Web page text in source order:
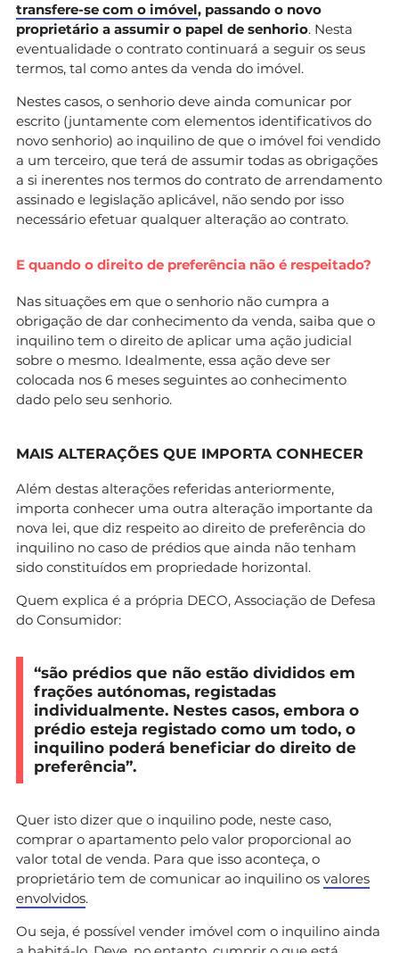
transfere-se com o imóvel, passando o novo
proprietário a assumir o papel de senhorio. Nesta
eventualidade o contrato continuará a seguir os seus
termos, tal como antes da venda do imóvel.
Nestes casos, o senhorio deve ainda comunicar por
escrito (juntamente com elementos identificativos do
novo senhorio) ao inquilino de que o imóvel foi vendido
a um terceiro, que terá de assumir todas as obrigações
a si inerentes nos termos do contrato de arrendamento
assinado e legislação aplicável, não sendo por isso
necessário efetuar qualquer alteração ao contrato.
E quando o direito de preferência não é respeitado?
Nas situações em que o senhorio não cumpra a
obrigação de dar conhecimento da venda, saiba que o
inquilino tem o direito de aplicar uma ação judicial
sobre o mesmo. Idealmente, essa ação deve ser
colocada nos 6 meses seguintes ao conhecimento
dado pelo seu senhorio.
MAIS ALTERAÇÕES QUE IMPORTA CONHECER
Além destas alterações referidas anteriormente,
importa conhecer uma outra alteração importante da
nova lei, que diz respeito ao direito de preferência do
inquilino no caso de prédios que ainda não tenham
sido constituídos em propriedade horizontal.
Quem explica é a própria DECO, Associação de Defesa
do Consumidor:
“são prédios que não estão divididos em
frações autónomas, registadas
individualmente. Nestes casos, embora o
prédio esteja registado como um todo, o
inquilino poderá beneficiar do direito de
preferência”.
Quer isto dizer que o inquilino pode, neste caso,
comprar o apartamento pelo valor proporcional ao
valor total de venda. Para que isso aconteça, o
proprietário tem de comunicar ao inquilino os valores
envolvidos.
Ou seja, é possível vender imóvel com o inquilino ainda